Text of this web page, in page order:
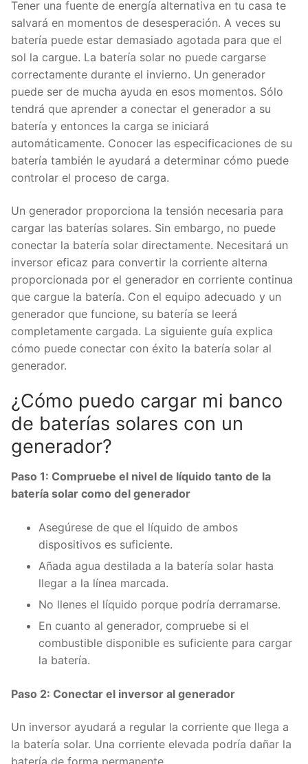
Tener una fuente de energía alternativa en tu casa te
salvará en momentos de desesperación. A veces su
batería puede estar demasiado agotada para que el
sol la cargue. La batería solar no puede cargarse
correctamente durante el invierno. Un generador
puede ser de mucha ayuda en esos momentos. Sólo
tendrá que aprender a conectar el generador a su
batería y entonces la carga se iniciará
automáticamente. Conocer las especificaciones de su
batería también le ayudará a determinar cómo puede
controlar el proceso de carga.
Un generador proporciona la tensión necesaria para
cargar las baterías solares. Sin embargo, no puede
conectar la batería solar directamente. Necesitará un
inversor eficaz para convertir la corriente alterna
proporcionada por el generador en corriente continua
que cargue la batería. Con el equipo adecuado y un
generador que funcione, su batería se leerá
completamente cargada. La siguiente guía explica
cómo puede conectar con éxito la batería solar al
generador.
¿Cómo puedo cargar mi banco
de baterías solares con un
generador?
Paso 1: Compruebe el nivel de líquido tanto de la
batería solar como del generador
Asegúrese de que el líquido de ambos
dispositivos es suficiente.
Añada agua destilada a la batería solar hasta
llegar a la línea marcada.
No llenes el líquido porque podría derramarse.
En cuanto al generador, compruebe si el
combustible disponible es suficiente para cargar
la batería.
Paso 2: Conectar el inversor al generador
Un inversor ayudará a regular la corriente que llega a
la batería solar. Una corriente elevada podría dañar la
batería de forma permanente.